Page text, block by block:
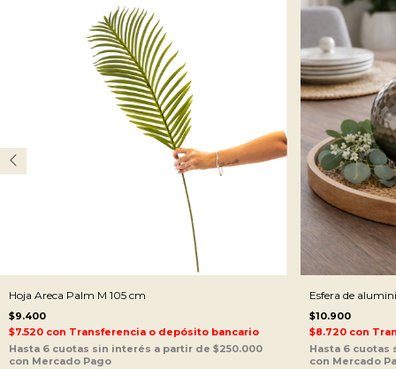
Hoja Areca Palm M 105 cm
$9.400
$7.520 con Transferencia o depósito bancario
Esfera de
$10.900
$8.720 con